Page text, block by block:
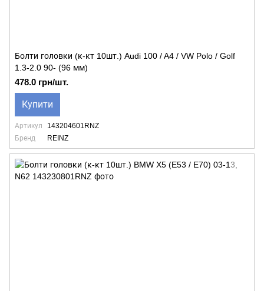
Болти головки (к-кт 10шт.) Audi 100 / A4 / VW Polo / Golf
1.3-2.0 90- (96 мм)
478.0 грн/шт.
Купити
Артикул
143204601RNZ
Бренд
REINZ